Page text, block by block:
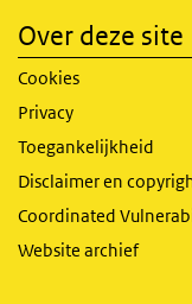
Over deze site
Cookies
Privacy
Toegankelijkheid
Disclaimer en
Coordinated
Website archief